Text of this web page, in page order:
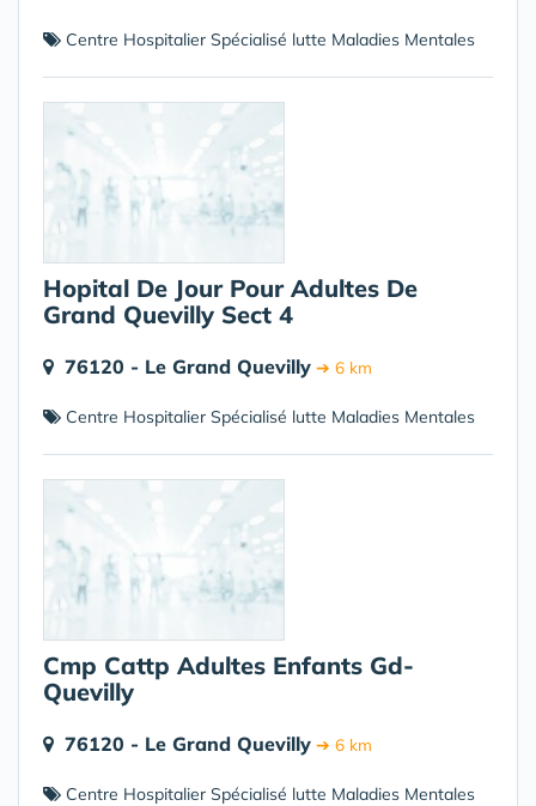
Centre Hospitalier Spécialisé lutte Maladies Mentales
Hopital De Jour Pour Adultes De
Grand Quevilly Sect 4
76120 - Le Grand Quevilly ➔ 6 km
Centre Hospitalier Spécialisé lutte Maladies Mentales
Cmp Cattp Adultes Enfants Gd-
Quevilly
76120 - Le Grand Quevilly ➔ 6 km
Centre Hospitalier Spécialisé lutte Maladies Mentales